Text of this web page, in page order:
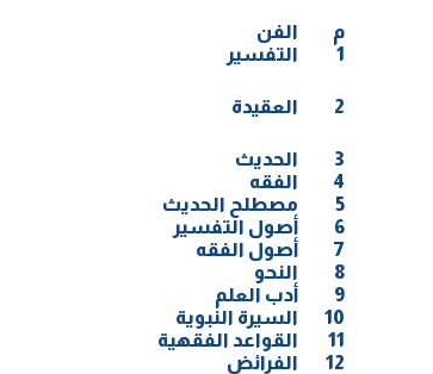
م الفن
1
التفسير
2 العقيدة
3
الحديث
4
الفقه
5
مصطلح الحديث
6
أصول التفسير
7
أصول الفقه
8
النحو
9
أدب العلم
10
السيرة النبوية
11
القواعد الفقهية
12
الفرائض